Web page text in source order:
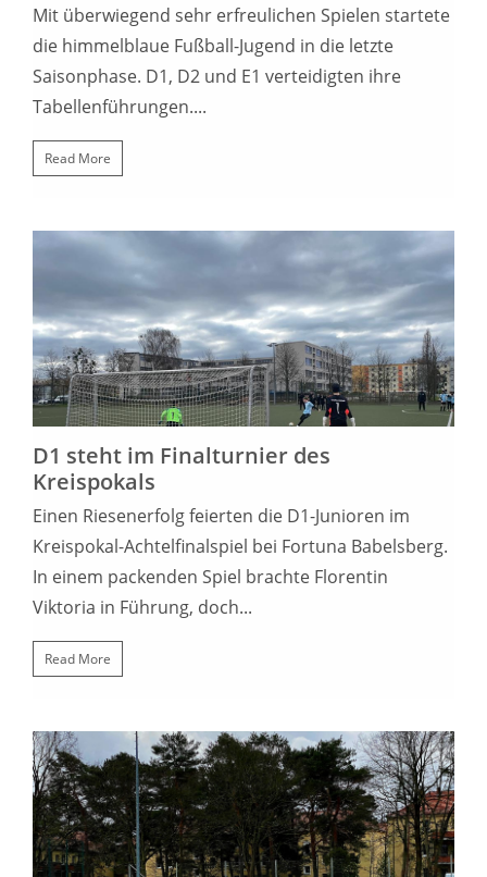
Mit überwiegend sehr erfreulichen Spielen startete
die himmelblaue Fußball-Jugend in die letzte
Saisonphase. D1, D2 und E1 verteidigten ihre
Tabellenführungen....
Read More
2. APRIL 2023
D1 steht im Finalturnier des
Kreispokals
Einen Riesenerfolg feierten die D1-Junioren im
Kreispokal-Achtelfinalspiel bei Fortuna Babelsberg.
In einem packenden Spiel brachte Florentin
Viktoria in Führung, doch...
Read More